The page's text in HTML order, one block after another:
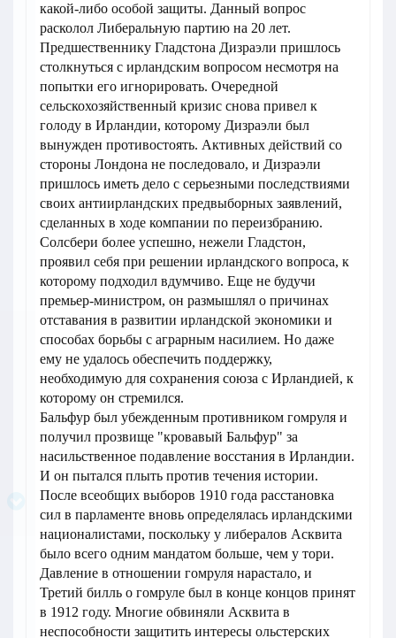
какой-либо особой защиты. Данный вопрос
расколол Либеральную партию на 20 лет.
Предшественнику Гладстона Дизраэли пришлось
столкнуться с ирландским вопросом несмотря на
попытки его игнорировать. Очередной
сельскохозяйственный кризис снова привел к
голоду в Ирландии, которому Дизраэли был
вынужден противостоять. Активных действий со
стороны Лондона не последовало, и Дизраэли
пришлось иметь дело с серьезными последствиями
своих антиирландских предвыборных заявлений,
сделанных в ходе компании по переизбранию.
Солсбери более успешно, нежели Гладстон,
проявил себя при решении ирландского вопроса, к
которому подходил вдумчиво. Еще не будучи
премьер-министром, он размышлял о причинах
отставания в развитии ирландской экономики и
способах борьбы с аграрным насилием. Но даже
ему не удалось обеспечить поддержку,
необходимую для сохранения союза с Ирландией, к
которому он стремился.
Бальфур был убежденным противником гомруля и
получил прозвище "кровавый Бальфур" за
насильственное подавление восстания в Ирландии.
И он пытался плыть против течения истории.
После всеобщих выборов 1910 года расстановка
сил в парламенте вновь определялась ирландскими
националистами, поскольку у либералов Асквита
было всего одним мандатом больше, чем у тори.
Давление в отношении гомруля нарастало, и
Третий билль о гомруле был в конце концов принят
в 1912 году. Многие обвиняли Асквита в
неспособности защитить интересы ольстерских